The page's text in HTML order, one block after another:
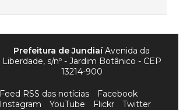
Prefeitura de JundiaíAvenida da
Liberdade, s/nº - Jardim Botânico - CEP
13214-900
Feed RSS das notícias
Facebook
Instagram
YouTube Flickr Twitter